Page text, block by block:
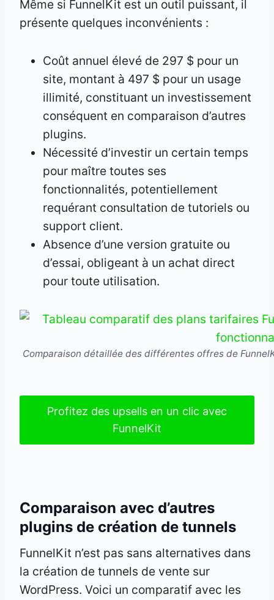
Même si FunnelKit est un outil puissant, il
présente quelques inconvénients :
Coût annuel élevé de 297 $ pour un
site, montant à 497 $ pour un usage
illimité, constituant un investissement
conséquent en comparaison d’autres
plugins.
Nécessité d’investir un certain temps
pour maître toutes ses
fonctionnalités, potentiellement
requérant consultation de tutoriels ou
support client.
Absence d’une version gratuite ou
d’essai, obligeant à un achat direct
pour toute utilisation.
Comparaison détaillée des différentes offres de
Profitez des upsells en un clic avec
FunnelKit
Comparaison avec d’autres
plugins de création de tunnels
FunnelKit n’est pas sans alternatives dans
la création de tunnels de vente sur
WordPress. Voici un comparatif avec les